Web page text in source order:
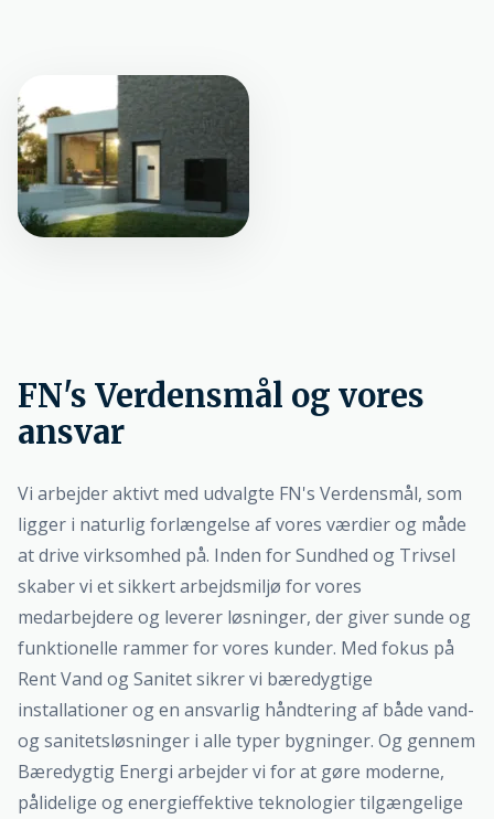
FN's Verdensmål og vores
ansvar
Vi arbejder aktivt med udvalgte FN's Verdensmål, som
ligger i naturlig forlængelse af vores værdier og måde
at drive virksomhed på. Inden for Sundhed og Trivsel
skaber vi et sikkert arbejdsmiljø for vores
medarbejdere og leverer løsninger, der giver sunde og
funktionelle rammer for vores kunder. Med fokus på
Rent Vand og Sanitet sikrer vi bæredygtige
installationer og en ansvarlig håndtering af både vand-
og sanitetsløsninger i alle typer bygninger. Og gennem
Bæredygtig Energi arbejder vi for at gøre moderne,
pålidelige og energieffektive teknologier tilgængelige